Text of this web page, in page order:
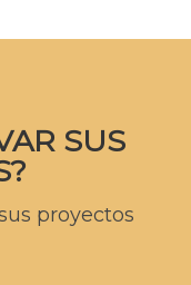
SUS
proyectos